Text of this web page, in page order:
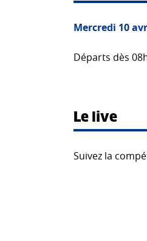
Mercredi 10
Départs dès
Le live
Suivez la